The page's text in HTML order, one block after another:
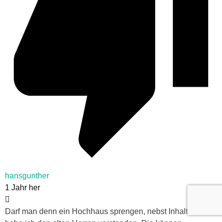
hansgunther
1 Jahr her
Darf man denn ein Hochhaus sprengen, nebst Inhalt? So